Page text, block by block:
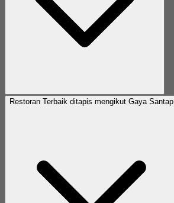
Restoran Terbaik ditapis mengikut Gaya Santap